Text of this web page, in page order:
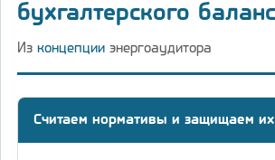
бухгалтерского
Из концепции энергоаудитора
Считаем нормативы и защищаем